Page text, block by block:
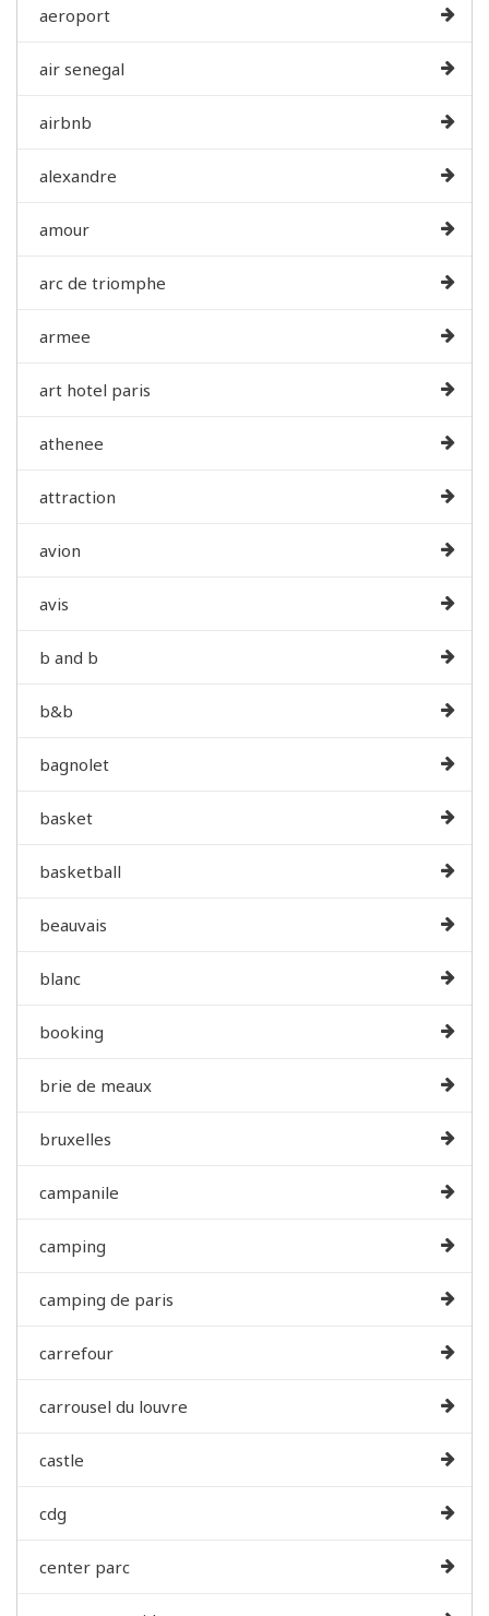
aeroport
air senegal
airbnb
alexandre
amour
arc de triomphe
armee
art hotel paris
athenee
attraction
avion
avis
b and b
b&b
bagnolet
basket
basketball
beauvais
blanc
booking
brie de meaux
bruxelles
campanile
camping
camping de paris
carrefour
carrousel du louvre
castle
cdg
center parc